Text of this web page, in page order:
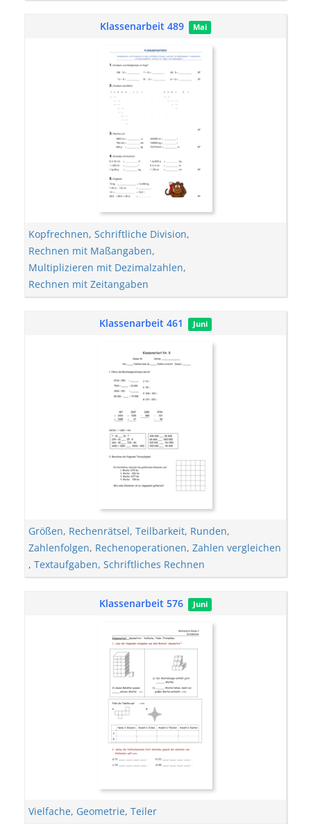
Klassenarbeit 489 Mai
Kopfrechnen, Schriftliche Division,
Rechnen mit Maßangaben,
Multiplizieren mit Dezimalzahlen,
Rechnen mit Zeitangaben
Klassenarbeit 461 Juni
Größen, Rechenrätsel, Teilbarkeit, Runden,
Zahlenfolgen, Rechenoperationen, Zahlen vergleichen
, Textaufgaben, Schriftliches Rechnen
Klassenarbeit 576 Juni
Vielfache, Geometrie, Teiler